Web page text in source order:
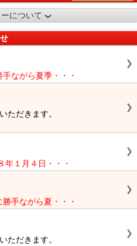
について
ながら夏季・・・
ただきます。
年１月４日・・・
手ながら夏・・・
ただきます。